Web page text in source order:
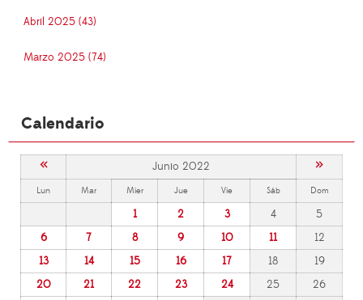
Abril 2025 (43)
Marzo 2025 (74)
Calendario
« Junio 2022 »
Lun Mar Mier Jue Vie Sáb Dom
1 2 3 4
5
6
7 8 9 10 11
12
13
14 15 16 17 18
19
20
21 22 23 24 25
26